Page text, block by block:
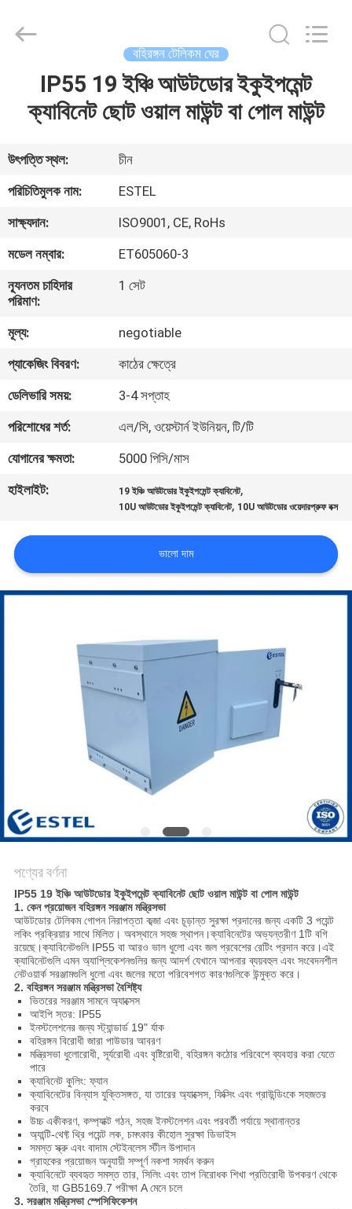
আমাদের
সম্পর্কে
কারখানা
ভ্রমণ
মান
নিয়ন্ত্রণ
যোগাযোগ
করুন
খবর
উদ্ধৃতির
জন্য
PRIVACY
TECHNOLOGY
বহিরঙ্গন টেলিকম ঘের
IP55 19 ইঞ্চি আউটডোর ইকুইপমেন্ট
ক্যাবিনেট ছোট ওয়াল মাউন্ট বা পোল মাউন্ট
উৎপত্তি স্থল:
চীন
পরিচিতিমুলক নাম:
ESTEL
সাক্ষ্যদান:
ISO9001, CE, RoHs
মডেল নম্বার:
ET605060-3
ন্যূনতম চাহিদার
পরিমাণ:
1 সেট
মূল্য:
negotiable
প্যাকেজিং বিবরণ:
কাঠের ক্ষেত্রে
ডেলিভারি সময়:
3-4 সপ্তাহ
পরিশোধের শর্ত:
এল/সি, ওয়েস্টার্ন ইউনিয়ন, টি/টি
যোগানের ক্ষমতা:
5000 পিসি/মাস
হাইলাইট:
19 ইঞ্চি আউটডোর ইকুইপমেন্ট ক্যাবিনেট,
10U আউটডোর ইকুইপমেন্ট ক্যাবিনেট, 10U আউটডোর ওয়েদারপ্রুফ বক্স
ভালো দাম
পণ্যের বর্ণনা
IP55 19 ইঞ্চি আউটডোর ইকুইপমেন্ট ক্যাবিনেট ছোট ওয়াল মাউন্ট বা পোল মাউন্ট
1. কেন প্রয়োজন বহিরঙ্গন সরঞ্জাম মন্ত্রিসভা
আউটডোর টেলিকম গোপন নিরাপত্তা কব্জা এবং চূড়ান্ত সুরক্ষা প্রদানের জন্য একটি 3 পয়েন্ট
লকিং প্রক্রিয়ার সাথে মিলিত। অবস্থানে সহজ স্থাপন।ক্যাবিনেটের অভ্যন্তরীণ 1টি বগি
রয়েছে।ক্যাবিনেটগুলি IP55 বা আরও ভাল ধুলো এবং জল প্রবেশের রেটিং প্রদান করে।এই
ক্যাবিনেটগুলি এমন অ্যাপ্লিকেশনগুলির জন্য আদর্শ যেখানে আপনার ব্যয়বহুল এবং সংবেদনশীল
নেটওয়ার্ক সরঞ্জামগুলি ধুলো এবং জলের মতো পরিবেশগত কারণগুলিকে উন্মুক্ত করে।
2. বহিরঙ্গন সরঞ্জাম মন্ত্রিসভা বৈশিষ্ট্য
ভিতরের সরঞ্জাম সামনে অ্যাক্সেস
আইপি স্তর: IP55
ইনস্টলেশনের জন্য স্ট্যান্ডার্ড 19" র্যাক
বহিরঙ্গন বিরোধী জারা পাউডার আবরণ
মন্ত্রিসভা ধুলোরোধী, সূর্যরোধী এবং বৃষ্টিরোধী, বহিরঙ্গন কঠোর পরিবেশে ব্যবহার করা যেতে
পারে
ক্যাবিনেট কুলিং: ফ্যান
ক্যাবিনেটের বিন্যাস যুক্তিসঙ্গত, যা তারের অ্যাক্সেস, ফিক্সিং এবং গ্রাউন্ডিংকে সহজতর
করবে
উচ্চ একীকরণ, কম্প্যাক্ট গঠন, সহজ ইনস্টলেশন এবং পরবর্তী পর্যায়ে স্থানান্তর
অ্যান্টি-থেফ্ট থ্রি পয়েন্ট লক, চমৎকার কীহোল সুরক্ষা ডিভাইস
সমস্ত স্ক্রু এবং বাদাম স্টেইনলেস স্টীল উপাদান
গ্রাহকের প্রয়োজন অনুযায়ী সম্পূর্ণ নকশা সমর্থন করুন
ক্যাবিনেটে ব্যবহৃত সমস্ত তার, সিলিং এবং তাপ নিরোধক শিখা প্রতিরোধী উপকরণ থেকে
তৈরি, যা GB5169.7 পরীক্ষা A মেনে চলে
3. সরঞ্জাম মন্ত্রিসভা স্পেসিফিকেশন